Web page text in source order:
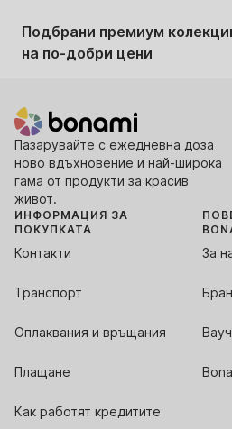
Подбрани премиум
на по-добри цени
Пазарувайте с ежедневна доза
ново вдъхновение и най-широка
гама от продукти за красив
живот.
ИНФОРМАЦИЯ ЗА
ПОКУПКАТА
Контакти
Транспорт
Оплаквания и връщания
Плащане
Как работят кредитите
За